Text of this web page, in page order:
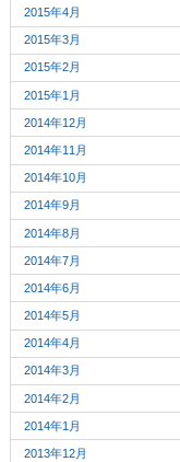
2015年4月
2015年3月
2015年2月
2015年1月
2014年12月
2014年11月
2014年10月
2014年9月
2014年8月
2014年7月
2014年6月
2014年5月
2014年4月
2014年3月
2014年2月
2014年1月
2013年12月